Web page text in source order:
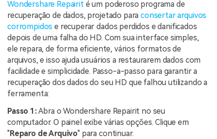
Wondershare Repairité um poderoso programa de
recuperação de dados, projetado paraconsertar arquivos
corrompidos e recuperar dados perdidos e danificados
depois de uma falha do HD. Com sua interface simples,
ele repara, de forma eficiente, vários formatos de
arquivos, e isso ajuda usuários a restaurarem dados com
facilidade e simplicidade. Passo-a-passo para garantir a
recuperação dos dados do seu HD que falhou utilizando a
ferramenta:
Passo 1:Abra o Wondershare Repairit no seu
computador. O painel exibe várias opções. Clique em
"Reparo de Arquivo" para continuar.